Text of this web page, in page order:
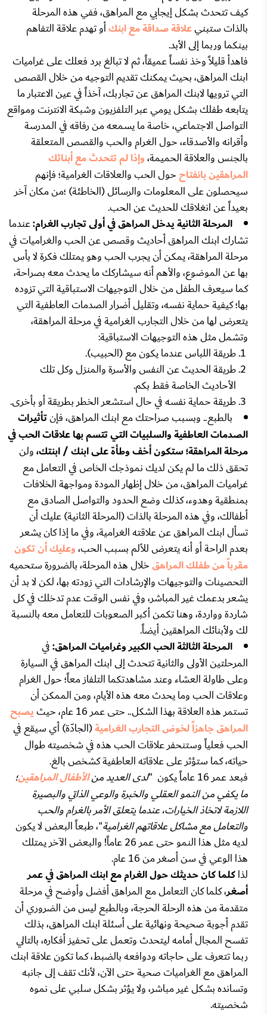
كيف تتحدث بشكل إيجابي مع المراهق، ففي هذه المرحلة
بالذات ستبنيعلاقة صداقة مع ابنكأو تهدم علاقة التفاهم
بينكما وربما إلى الأبد.
فاهدأ قليلاً وخذ نفساً عميقاً، ثم لا تبالغ برد فعلك على غراميات
ابنك المراهق، بحيث يمكنك تقديم التوجيه من خلال القصص
التي ترويها لابنك المراهق عن تجاربك، آخذاً في عين الاعتبار ما
يتابعه طفلك بشكل يومي عبر التلفزيون وشبكة الانترنت ومواقع
التواصل الاجتماعي، خاصة ما يسمعه من رفاقه في المدرسة
وأقرانه والأصدقاء، حول الغرام والحب والقصص المتعلقة
بالجنس والعلاقة الحميمة،وإذا لم تتحدث مع أبنائك
المراهقين بانفتاححول الحب والعلاقات الغرامية؛ فإنهم
سيحصلون على المعلومات والرسائل (الخاطئة) ؛من مكان آخر
بعيداً عن انغلاقك للحديث عن الحب.
المرحلة الثانية يدخل المراهق في أولى تجارب الغرام:عندما
تشارك ابنك المراهق أحاديث وقصص عن الحب والغراميات في
مرحلة المراهقة، يمكن أن يجرب الحب وهو يمتلك فكرة لا بأس
بها عن الموضوع، والأهم أنه سيشاركك ما يحدث معه بصراحة،
كما سيعرف الطفل من خلال التوجيهات الاستباقية التي تزوده
بها؛ كيفية حماية نفسه، وتقليل أضرار الصدمات العاطفية التي
يتعرض لها من خلال التجارب الغرامية في مرحلة المراهقة،
وتشمل مثل هذه التوجيهات الاستباقية:
طريقة اللباس عندما يكون مع (الحبيب).
طريقة الحديث عن النفس والأسرة والمنزل وكل تلك
الأحاديث الخاصة فقط بكم.
طريقة حماية نفسه في حال استشعر الخطر بطريقة أو بأخرى.
بالطبع.. وبسبب صراحتك مع ابنك المراهق، فإنتأثيرات
الصدمات العاطفية والسلبيات التي تتسم بها علاقات الحب في
مرحلة المراهقة؛ ستكون أخف وطأة على ابنك / ابنتك،ولن
تحقق ذلك ما لم يكن لديك نموذجك الخاص في التعامل مع
غراميات المراهق، من خلال إظهار المودة ومواجهة الخلافات
بمنطقية وهدوء، كذلك وضع الحدود والتواصل الصادق مع
أطفالك، وفي هذه المرحلة بالذات (المرحلة الثانية) عليك أن
تسأل ابنك المراهق عن علاقته الغرامية، وفي ما إذا كان يشعر
بعدم الراحة أو أنه يتعرض للألم بسبب الحب،وعليك أن تكون
مقرباً من طفلك المراهقخلال هذه المرحلة، بالضرورة ستحميه
التحصينات والتوجيهات والإرشادات التي زودته بها، لكن لا بد أن
يشعر بدعمك غير المباشر، وفي نفس الوقت عدم تدخلك في كل
شاردة وواردة، وهنا تكمن أكبر الصعوبات للتعامل معه بالنسبة
لك ولأبنائك المراهقين أيضاً.
المرحلة الثالثة الحب الكبير وغراميات المراهق:في
المرحلتين الأولى والثانية تتحدث إلى ابنك المراهق في السيارة
وعلى طاولة العشاء وعند مشاهدتكما التلفاز معاً؛ حول الغرام
وعلاقات الحب وما يحدث معه هذه الأيام، ومن الممكن أن
تستمر هذه العلاقة بهذا الشكل.. حتى عمر 16 عام، حيث
يصبح
المراهق جاهزاً لخوض التجارب الغرامية(الجادّة) أي سيقع في
الحب فعلياً وستنحفر علاقات الحب هذه في شخصيته طوال
حياته، كما ستؤثر على علاقاته العاطفية كشخص بالغ.
فبعد عمر 16 عاماً يكون "
لدى العديد منالأطفال المراهقين؛
ما يكفي من النمو العقلي والخبرة والوعي الذاتي والبصيرة
اللازمة لاتخاذ الخيارات، عندما يتعلق الأمر بالغرام والحب
والتعامل مع مشاكل علاقاتهم الغرامية"، طبعاً البعض لا يكون
لديه مثل هذا النمو حتى عمر 26 عاماً! والبعض الآخر يمتلك
هذا الوعي في سن أصغر من 16 عام.
لذاكلما كان حديثك حول الغرام مع ابنك المراهق في عمر
أصغر، كلما كان التعامل مع المراهق أفضل وأوضح في مرحلة
متقدمة من هذه الرحلة الحرجة، وبالطبع ليس من الضروري أن
تقدم أجوبة صحيحة ونهائية على أسئلة ابنك المراهق، بذلك
تفسح المجال أمامه ليتحدث وتعمل على تحفيز أفكاره، بالتالي
ربما تتعرف على حاجاته ودوافعه بالضبط، كما تكون علاقة ابنك
المراهق مع الغراميات صحية حتى الآن، لأنك تقف إلى جانبه
وتسانده بشكل غير مباشر، ولا يؤثر بشكل سلبي على نموه
شخصيته.